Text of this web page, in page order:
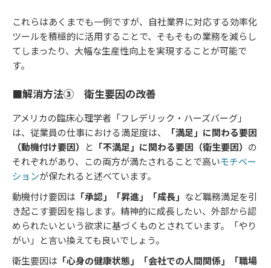
これらはあくまでも一例ですが、自社業界に対応する効率化
ツールを積極的に活用することで、そもそもの業務を減らし
てしまったり、大幅な生産性向上を実現することが可能で
す。
■解消方法③ 衛生要因の改善
アメリカの臨床心理学者「フレデリック・ハーズバーグ」
は、従業員の仕事における満足度は、
「満足」に関わる要因
（動機付け要因）
と 「不満足」に関わる要因（衛生要因） の
それぞれがあり、この両方が満たされることで高いモチベー
ションが保たれると述べています。
動機付け要因は 「承認」「昇進」「成長」 など職務満足を引
き起こす要因を指します。精神的に成長したい、外部から認
められたいという欲求に基づくものとされています。「やり
がい」と言い換えても良いでしょう。
衛生要因は 「心身の健康状態」「会社での人間関係」「職場